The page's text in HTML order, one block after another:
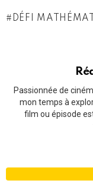
DÉFI
Passionnée de
mon temps à
film ou épisode